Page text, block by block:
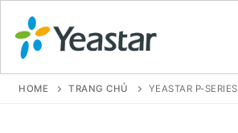
HOME TRANG CHỦ YEASTAR P-SERIES